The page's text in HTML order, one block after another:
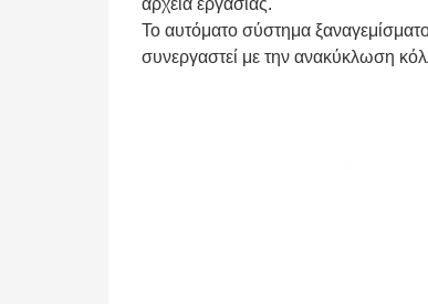
Το αυτόματο σύστημα
συνεργαστεί με την ανακύκλωση